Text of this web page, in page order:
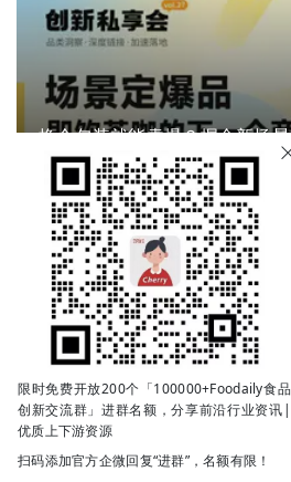
限时免费开放200个「100000+Foodaily食品
创新交流群」进群名额，分享前沿行业资讯|
优质上下游资源
扫码添加官方企微回复“进群”，名额有限！
换个包装就能卖爆？掘金新场
下一个商业增量？ | Go!创新
每日新品